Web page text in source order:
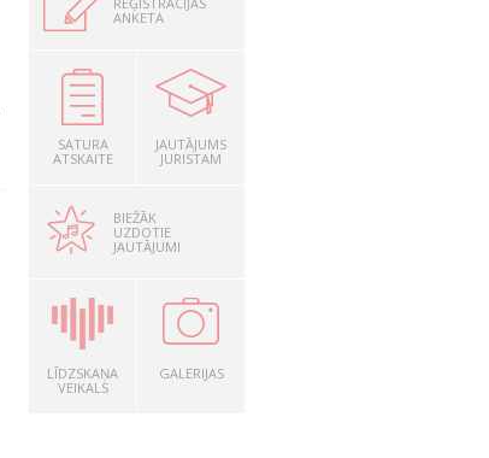
ANKETA
SATURA
ATSKAITE
JAUTĀJUMS
JURISTAM
BIEŽĀK
UZDOTIE
JAUTĀJUMI
LĪDZSKAŅA
VEIKALS
GALERIJAS